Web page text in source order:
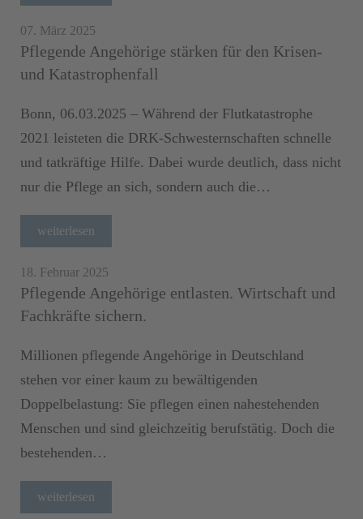
07. März 2025
Pflegende Angehörige stärken für den Krisen-
und Katastrophenfall
Bonn, 06.03.2025 – Während der Flutkatastrophe
2021 leisteten die DRK-Schwesternschaften schnelle
und tatkräftige Hilfe. Dabei wurde deutlich, dass nicht
nur die Pflege an sich, sondern auch die…
weiterlesen
18. Februar 2025
Pflegende Angehörige entlasten. Wirtschaft und
Fachkräfte sichern.
Millionen pflegende Angehörige in Deutschland
stehen vor einer kaum zu bewältigenden
Doppelbelastung: Sie pflegen einen nahestehenden
Menschen und sind gleichzeitig berufstätig. Doch die
bestehenden…
weiterlesen